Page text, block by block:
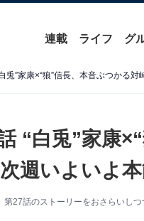
連載 ライフ グ
兎”家康×“狼”信長、本音ぶつかる
“白兎”家康
週いよいよ本
27話のストーリーをおさらいし